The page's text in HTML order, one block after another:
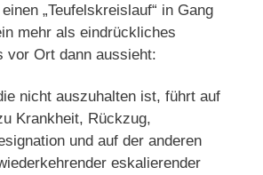
„Teufelskreislauf“ in Gang
mehr als eindrückliches
vor Ort dann aussieht:
nicht auszuhalten ist, führt auf
Krankheit, Rückzug,
und auf der anderen
eskalierender